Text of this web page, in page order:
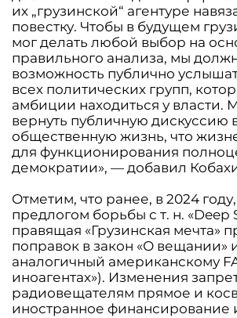
их „грузинской“ агентуре
повестку. Чтобы в будущем
мог делать любой выбор на
правильного анализа, мы
возможность публично
всех политических групп,
амбиции находиться у власти.
вернуть публичную дискуссию
общественную жизнь, что
для функционирования
демократии», — добавил
Отметим, что ранее, в 2024
предлогом борьбы с т. н. «Deep
правящая «Грузинская мечта»
поправок в закон «О вещании»
аналогичный американскому
иноагентах»). Изменения
радиовещателям прямое и
иностранное финансирование